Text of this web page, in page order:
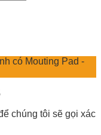
có Mouting Pad -
chúng tôi sẽ gọi xác